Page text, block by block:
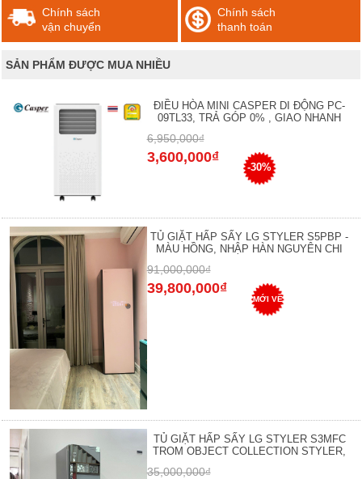
Chính sách
vận chuyển
Chính sách
thanh toán
SẢN PHẨM ĐƯỢC MUA NHIỀU
ĐIỀU HÒA MINI CASPER DI ĐỘNG PC-
09TL33, TRẢ GÓP 0% , GIAO NHANH
6,950,000₫
3,600,000₫
-30%
TỦ GIẶT HẤP SẤY LG STYLER S5PBP -
MÀU HỒNG, NHẬP HÀN NGUYÊN CHI
91,000,000₫
39,800,000₫
MỚI VỀ
TỦ GIẶT HẤP SẤY LG STYLER S3MFC
TROM OBJECT COLLECTION STYLER,
35,000,000₫